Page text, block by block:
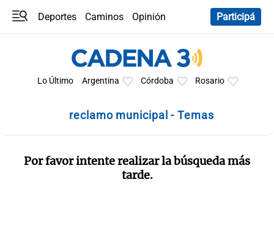
Deportes Caminos
Opinión
Participá
Lo Último Argentina Córdoba Rosario
reclamo municipal - Temas
Por favor intente realizar la búsqueda más
tarde.